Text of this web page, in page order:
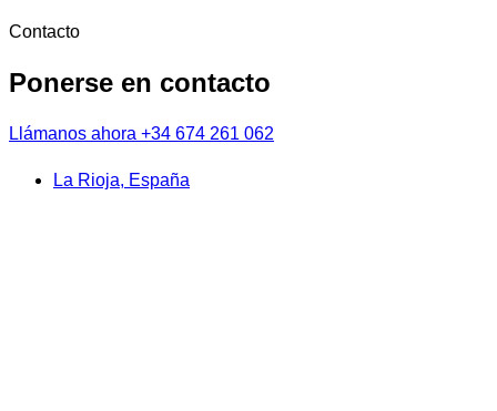
Contacto
Ponerse en contacto
Llámanos ahora +34 674 261 062
La Rioja, España